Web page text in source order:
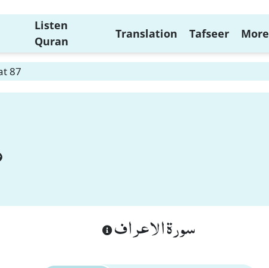
Listen
Quran
Translation Tafseer More
87
سورة الاعراف